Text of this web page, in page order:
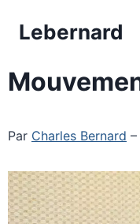
Lebernard
Par Charles Bernard